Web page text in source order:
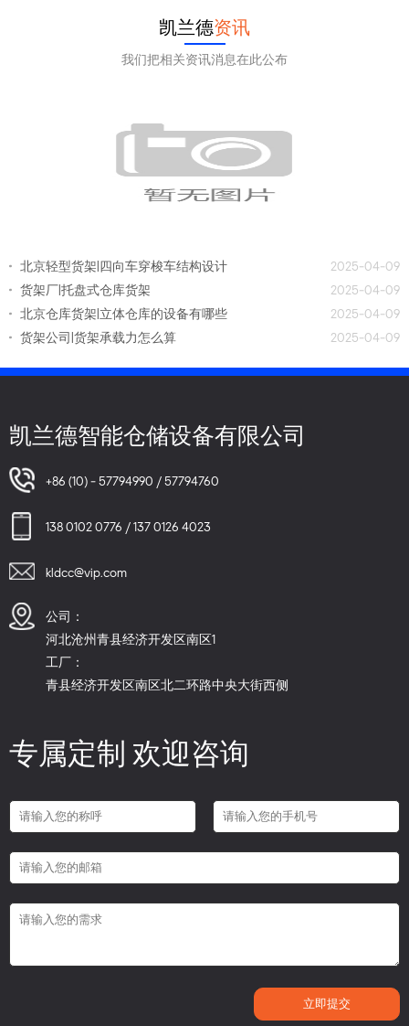
凯兰德资讯
我们把相关资讯消息在此公布
北京轻型货架|四向车穿梭车结构设计
2025-04-09
货架厂|托盘式仓库货架
2025-04-09
北京仓库货架|立体仓库的设备有哪些
2025-04-09
货架公司|货架承载力怎么算
2025-04-09
凯兰德智能仓储设备有限公司
+86 (10) - 57794990 / 57794760
138 0102 0776 / 137 0126 4023
kldcc@vip.com
公司：
河北沧州青县经济开发区南区1
工厂：
青县经济开发区南区北二环路中央大街西侧
专属定制 欢迎咨询